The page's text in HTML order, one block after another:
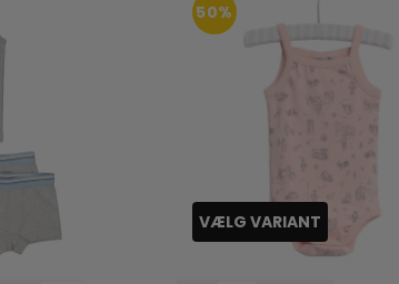
50%
VÆLG VARIANT